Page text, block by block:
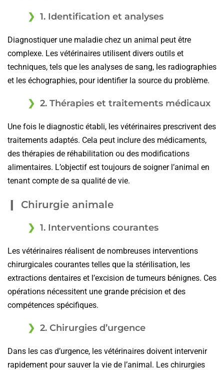
1. Identification et analyses
Diagnostiquer une maladie chez un animal peut être
complexe. Les vétérinaires utilisent divers outils et
techniques, tels que les analyses de sang, les radiographies
et les échographies, pour identifier la source du problème.
2. Thérapies et traitements médicaux
Une fois le diagnostic établi, les vétérinaires prescrivent des
traitements adaptés. Cela peut inclure des médicaments,
des thérapies de réhabilitation ou des modifications
alimentaires. L’objectif est toujours de soigner l’animal en
tenant compte de sa qualité de vie.
Chirurgie animale
1. Interventions courantes
Les vétérinaires réalisent de nombreuses interventions
chirurgicales courantes telles que la stérilisation, les
extractions dentaires et l’excision de tumeurs bénignes. Ces
opérations nécessitent une grande précision et des
compétences spécifiques.
2. Chirurgies d’urgence
Dans les cas d’urgence, les vétérinaires doivent intervenir
rapidement pour sauver la vie de l’animal. Les chirurgies